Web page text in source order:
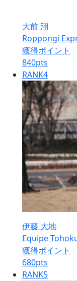
大前 翔
Roppongi
獲得ポイント
840pts
RANK4
伊藤 大地
Equipe
獲得ポイント
680pts
RANK5